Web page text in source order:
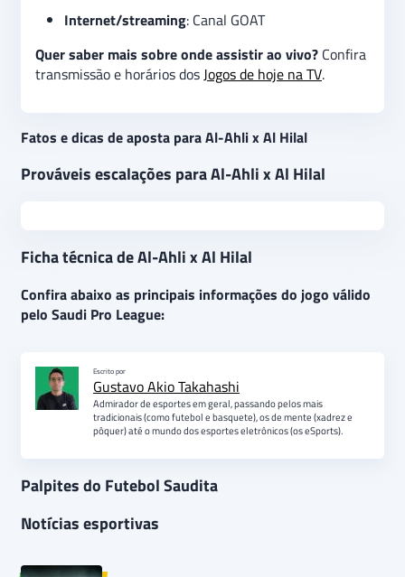
Internet/streaming: Canal GOAT
Quer saber mais sobre onde assistir ao vivo? Confira
transmissão e horários dosJogos de hoje na TV.
Fatos e dicas de aposta para Al-Ahli x Al Hilal
Prováveis escalações para Al-Ahli x Al Hilal
Ficha técnica de Al-Ahli x Al Hilal
Confira abaixo as principais informações do jogo válido
pelo Saudi Pro League:
Escrito por
Gustavo Akio Takahashi
Admirador de esportes em geral, passando pelos mais
tradicionais (como futebol e basquete), os de mente (xadrez e
pôquer) até o mundo dos esportes eletrônicos (os eSports).
Palpites do Futebol Saudita
Notícias esportivas